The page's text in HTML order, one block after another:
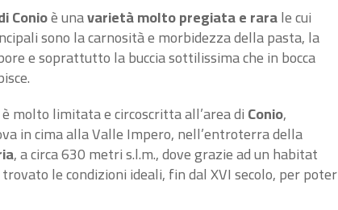
Conioè unavarietà molto pregiata e rarale cui
sono la carnosità e morbidezza della pasta, la
e soprattutto la buccia sottilissima che in bocca
molto limitata e circoscritta all’area diConio,
in cima alla Valle Impero, nell’entroterra della
, a circa 630 metri s.l.m., dove grazie ad un habitat
le condizioni ideali, fin dal XVI secolo, per poter